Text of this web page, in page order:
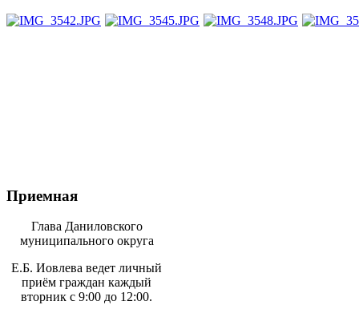
Приемная
Глава Даниловского
муниципального округа
Е.Б. Иовлева ведет личный
приём граждан каждый
вторник с 9:00 до 12:00.